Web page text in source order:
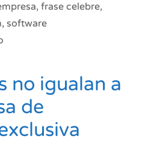
, frase celebre,
, software
no igualan a
de